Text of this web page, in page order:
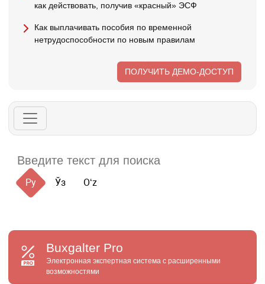
как действовать, получив «красный» ЭСФ
Как выплачивать пособия по временной
нетрудоспособности по новым правилам
ПОЛУЧИТЬ ДЕМО-ДОСТУП
Ру Ўз Oʻz
Buxgalter Pro
Электронная экспертная система с расширенными
возможностями